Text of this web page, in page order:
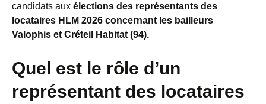
candidats aux élections des représentants des
locataires HLM 2026 concernant les bailleurs
Valophis et Créteil Habitat (94).
Quel est le rôle d’un
représentant des locataires